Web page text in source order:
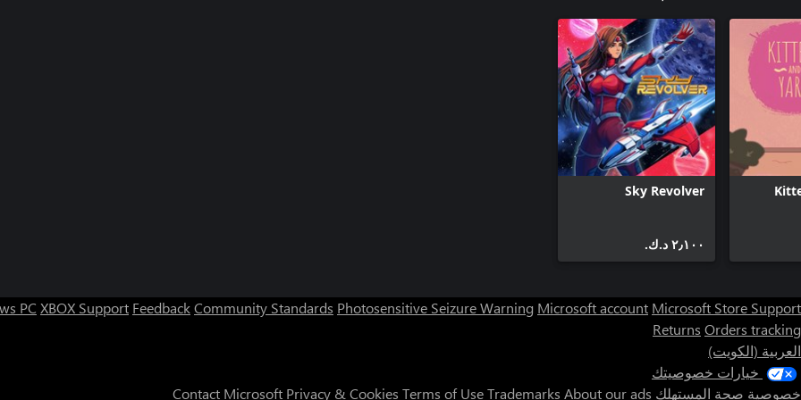
Sky Revolver
٢٫١٠٠ د.ك.‏
PC XBOX Support FeedbackCommunity Standards Photosensitive Seizure Warning Microsoft account Microsoft Store Support
Returns Orders tracking
العربية (الكويت)
خيارات خصوصيتك
خصوصية صحة المستهلك
Contact Microsoft Privacy & Cookies Terms of UseTrademarks About our ads